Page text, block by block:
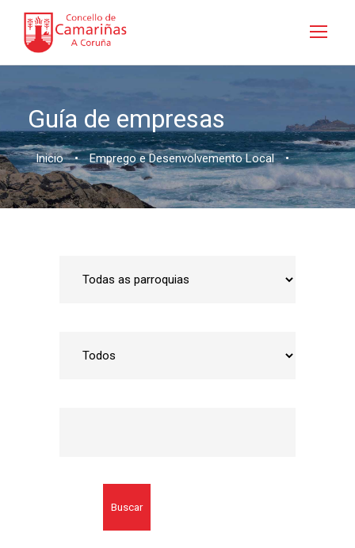
Guía de empresas
Inicio • Emprego e Desenvolvemento Local •
Buscar